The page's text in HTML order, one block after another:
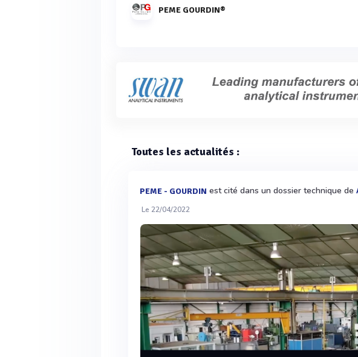
PEME GOURDIN®
Toutes les actualités :
PEME - GOURDIN est cité dans un dossier technique de
Le 22/04/2022